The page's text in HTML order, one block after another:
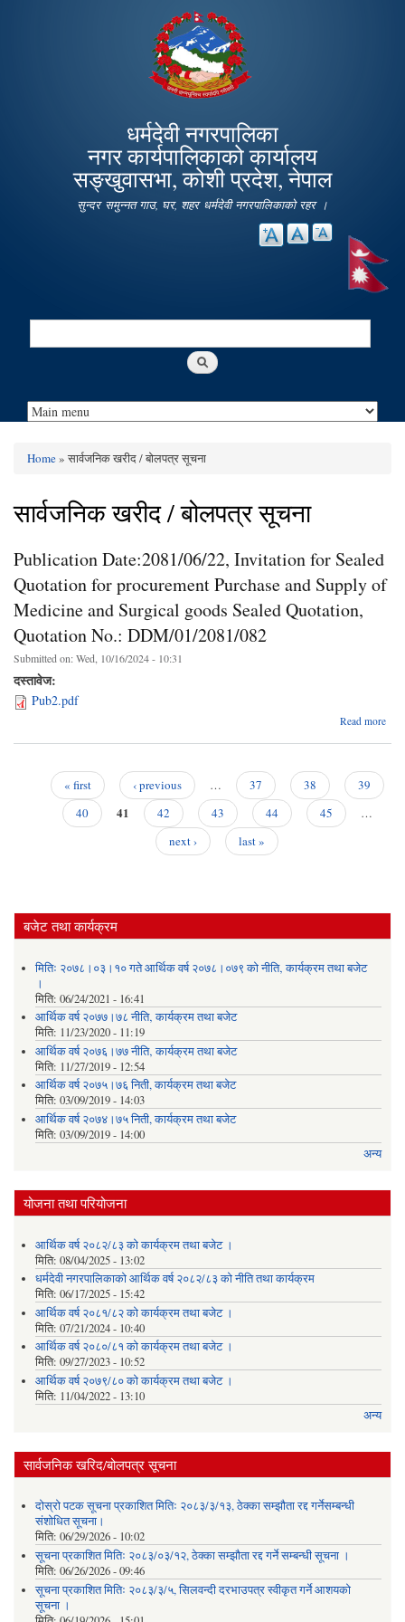
main
content
धर्मदेवी नगरपालिका
नगर कार्यपालिकाको कार्यालय
सङ्खुवासभा, कोशी प्रदेश, नेपाल
सुन्दर समुन्नत गाउ, घर, शहर धर्मदेवी नगरपालिकाको रहर ।
Search
Home» सार्वजनिक खरीद / बोलपत्र सूचना
सार्वजनिक खरीद / बोलपत्र सूचना
Publication Date:2081/06/22, Invitation for Sealed
Quotation for procurement Purchase and Supply of
Medicine and Surgical goods Sealed Quotation,
Quotation No.: DDM/01/2081/082
Submitted on:Wed, 10/16/2024 - 10:31
दस्तावेज:
Pub2.pdf
Read more
« first ‹ previous … 37 38
39
40
41 42 43 44 45
…
next ›
last »
बजेट तथा कार्यक्रम
मितिः २०७८।०३।१० गते आर्थिक वर्ष २०७८।०७९ को नीति‚ कार्यक्रम तथा बजेट
।
मिति: 06/24/2021 - 16:41
आर्थिक वर्ष २०७७।७८ नीति‚ कार्यक्रम तथा बजेट
मिति: 11/23/2020 - 11:19
आर्थिक वर्ष २०७६।७७ नीति‚ कार्यक्रम तथा बजेट
मिति: 11/27/2019 - 12:54
आर्थिक वर्ष २०७५।७६ निती, कार्यक्रम तथा बजेट
मिति: 03/09/2019 - 14:03
आर्थिक वर्ष २०७४।७५ निती, कार्यक्रम तथा बजेट
मिति: 03/09/2019 - 14:00
अन्य
योजना तथा परियोजना
आर्थिक वर्ष २०८२/८३ को कार्यक्रम तथा बजेट ।
मिति: 08/04/2025 - 13:02
धर्मदेवी नगरपालिकाको आर्थिक वर्ष २०८२/८३ को नीति तथा कार्यक्रम
मिति: 06/17/2025 - 15:42
आर्थिक वर्ष २०८१/८२ को कार्यक्रम तथा बजेट ।
मिति: 07/21/2024 - 10:40
आर्थिक वर्ष २०८०/८१ को कार्यक्रम तथा बजेट ।
मिति: 09/27/2023 - 10:52
आर्थिक वर्ष २०७९/८० को कार्यक्रम तथा बजेट ।
मिति: 11/04/2022 - 13:10
अन्य
सार्वजनिक खरिद/बोलपत्र सूचना
दोस्रो पटक सूचना प्रकाशित मितिः २०८३/३/१३, ठेक्का सम्झौता रद्द गर्नेसम्बन्धी
संशोधित सूचना।
मिति: 06/29/2026 - 10:02
सूचना प्रकाशित मितिः २०८३/०३/१२, ठेक्का सम्झौता रद्द गर्ने सम्बन्धी सूचना ।
मिति: 06/26/2026 - 09:46
सूचना प्रकाशित मितिः २०८३/३/५, सिलवन्दी दरभाउपत्र स्वीकृत गर्ने आशयको
सूचना ।